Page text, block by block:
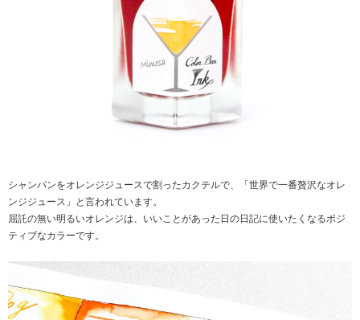
シャンパンをオレンジジュースで割ったカクテルで、「世界で一番贅沢なオレ
ンジジュース」と言われています。
屈託の無い明るいオレンジは、いいことがあった日の日記に使いたくなるポジ
ティブなカラーです。